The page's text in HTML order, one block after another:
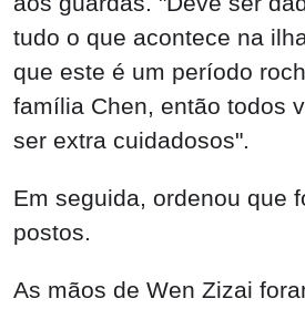
Em seguida, ordenou que
postos.
As mãos de Wen Zizai